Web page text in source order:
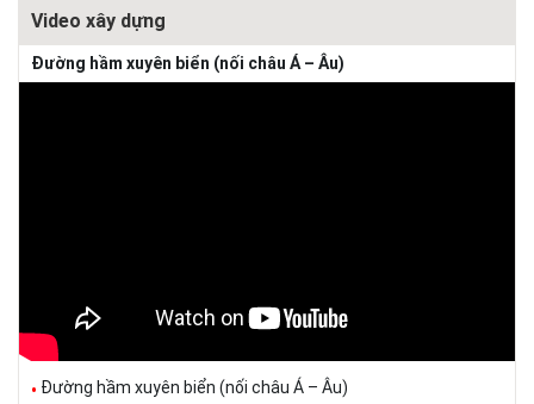
Video xây dựng
Đường hầm xuyên biển (nối châu Á – Âu)
Đường hầm xuyên biển (nối châu Á – Âu)